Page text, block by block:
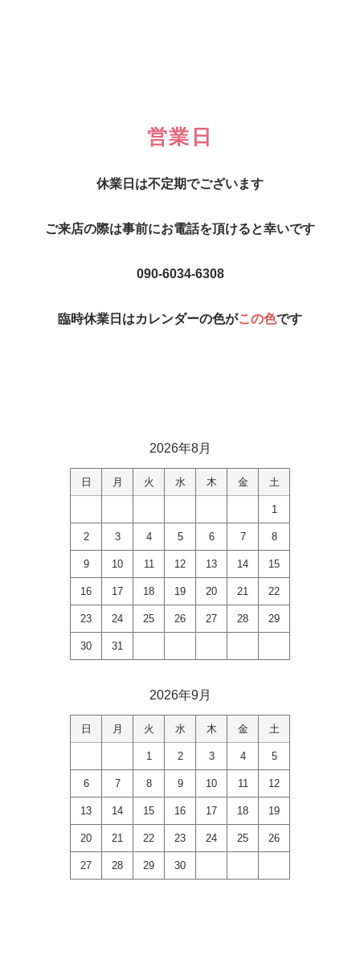
営業日
休業日は不定期でございます
ご来店の際は事前にお電話を頂けると幸いです
090-6034-6308
臨時休業日はカレンダーの色がこの色です
2026年8月
日 月 火 水 木 金 土
1
2 3 4 5 6 7 8
9 10 11 12 13 14 15
16 17 18 19 20 21 22
23 24 25 26 27 28 29
30 31
2026年9月
日 月 火 水 木 金 土
1 2 3 4 5
6 7 8 9 10 11 12
13 14 15 16 17 18 19
20 21 22 23 24 25 26
27 28 29 30